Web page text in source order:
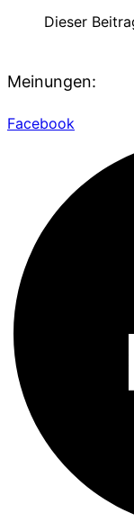
Dieser
Meinungen:
Facebook